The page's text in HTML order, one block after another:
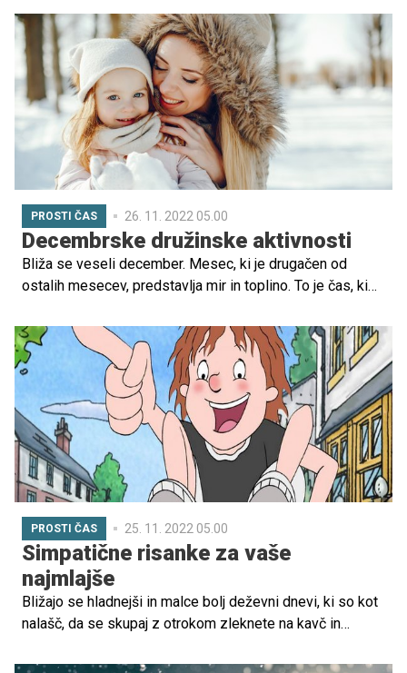
se pričakovanja in višajo se želje. Ampak kdo je za to
zares kriv?
PROSTI ČAS 26. 11. 2022 05.00
Decembrske družinske aktivnosti
Bliža se veseli december. Mesec, ki je drugačen od
ostalih mesecev, predstavlja mir in toplino. To je čas, ki
imamo radi. Je čaroben, poln upanja in vsega lepega.
Dovoljuje nam, da se ustavimo in se osredotočimo na
ljudi in stvari, ki jih imamo radi; nase, na svojo družino.
PROSTI ČAS 25. 11. 2022 05.00
Simpatične risanke za vaše
najmlajše
Bližajo se hladnejši in malce bolj deževni dnevi, ki so kot
nalašč, da se skupaj z otrokom zleknete na kavč in
najdete najrazličnejše risanke, primerne za vaše malčke,